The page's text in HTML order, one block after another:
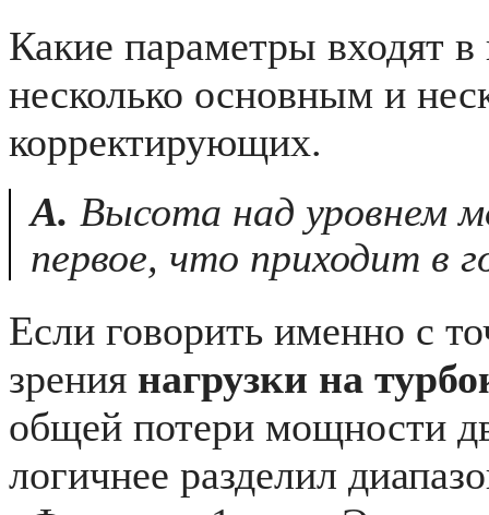
Какие параметры входят в
несколько основным и
корректирующих.
А. Высота над уровнем
первое, что приходит в
Если говорить именно с
зрения нагрузки на
общей потери мощности
логичнее разделил